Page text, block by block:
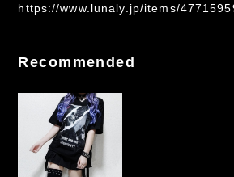
https://www.lunaly.jp/items/
Recommended